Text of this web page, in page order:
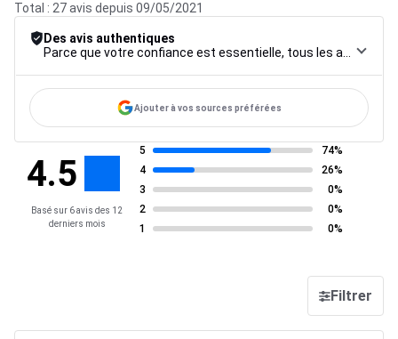
Total : 27 avis depuis 09/05/2021
Des avis authentiques
Ajouter à vos sources préférées
4.5
Basé sur 6 avis des 12
derniers mois
5
74%
4
26%
3
0%
2
0%
1
0%
Filtrer